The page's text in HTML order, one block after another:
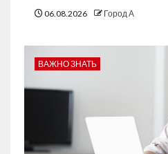
06.08.2026 Город А
ВАЖНО ЗНАТЬ